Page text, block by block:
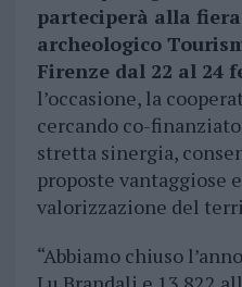
parteciperà alla
archeologico
Firenze dal 22 al 24
l’occasione, la
cercando co-
stretta sinergia,
proposte vantaggiose
valorizzazione del
“Abbiamo chiuso